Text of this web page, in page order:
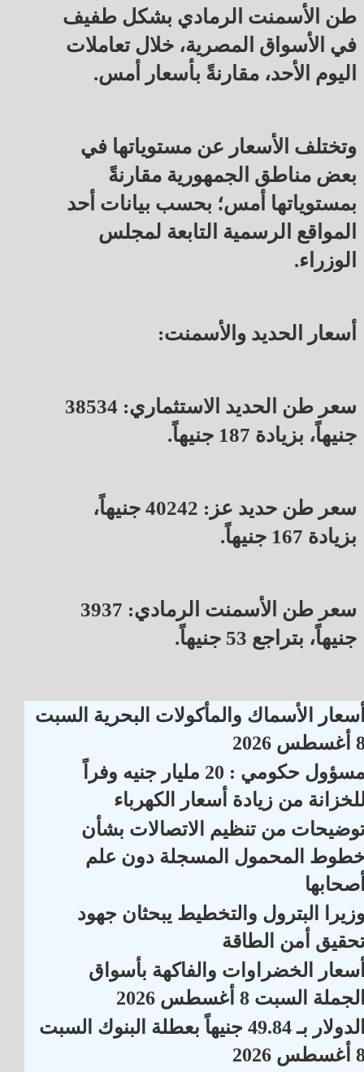
طن الأسمنت الرمادي بشكل طفيف
في الأسواق المصرية، خلال تعاملات
اليوم الأحد، مقارنةً بأسعار أمس.
وتختلف الأسعار عن مستوياتها في
بعض مناطق الجمهورية مقارنةً
بمستوياتها أمس؛ بحسب بيانات أحد
المواقع الرسمية التابعة لمجلس
الوزراء.
أسعار الحديد والأسمنت:
سعر طن الحديد الاستثماري: 38534
جنيهاً، بزيادة 187 جنيهاً.
سعر طن حديد عز: 40242 جنيهاً،
بزيادة 167 جنيهاً.
سعر طن الأسمنت الرمادي: 3937
جنيهاً، بتراجع 53 جنيهاً.
الأسماك والمأكولات البحرية السبت
2026
مسؤول حكومي : 20 مليار جنيه وفراً
من زيادة أسعار الكهرباء
من تنظيم الاتصالات بشأن
المحمول المسجلة دون علم
البترول والتخطيط يبحثان جهود
أمن الطاقة
الخضراوات والفاكهة بأسواق
السبت 8 أغسطس 2026
الدولار بـ 49.84 جنيهاً بعطلة البنوك السبت
2026